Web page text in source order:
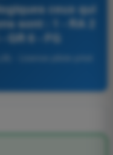
ceux qui
sont : 1 - RA 2
GR 6 - FG